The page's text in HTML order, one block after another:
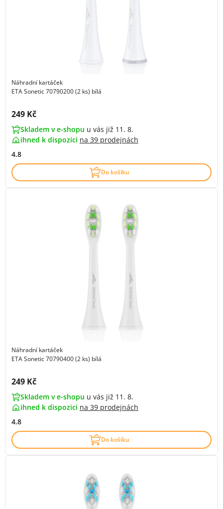
Náhradní kartáček
ETA Sonetic 70790200 (2 ks) bílá
Cena s DPH:
249 Kč
Skladem v e-shopu u vás již 11. 8.
ihned k dispozici na 39 prodejnách
4.8
Do košíku
Náhradní kartáček
ETA Sonetic 70790400 (2 ks) bílá
Cena s DPH:
249 Kč
Skladem v e-shopu u vás již 11. 8.
ihned k dispozici na 39 prodejnách
4.8
Do košíku